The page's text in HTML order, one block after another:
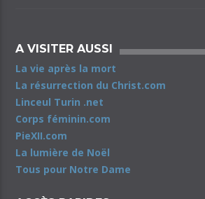
A VISITER AUSSI
La vie après la mort
La résurrection du Christ.com
Linceul Turin .net
Corps féminin.com
PieXII.com
La lumière de Noël
Tous pour Notre Dame